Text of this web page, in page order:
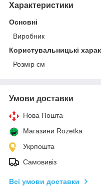
Характеристики
Основні
Виробник
Користувальницькі
Розмір см
Умови доставки
Нова Пошта
Магазини Rozetka
Укрпошта
Самовивіз
Всі умови доставки